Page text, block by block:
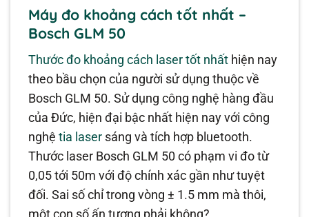
Máy đo khoảng cách tốt nhất –
Bosch GLM 50
Thước đo khoảng cách laser tốt nhất hiện nay
theo bầu chọn của người sử dụng thuộc về
Bosch GLM 50. Sử dụng công nghệ hàng đầu
của Đức, hiện đại bậc nhất hiện nay với công
nghệtia laser sáng và tích hợp bluetooth.
Thước laser Bosch GLM 50 có phạm vi đo từ
0,05 tới 50m với độ chính xác gần như tuyệt
đối. Sai số chỉ trong vòng ± 1.5 mm mà thôi,
một con số ấn tượng phải không?